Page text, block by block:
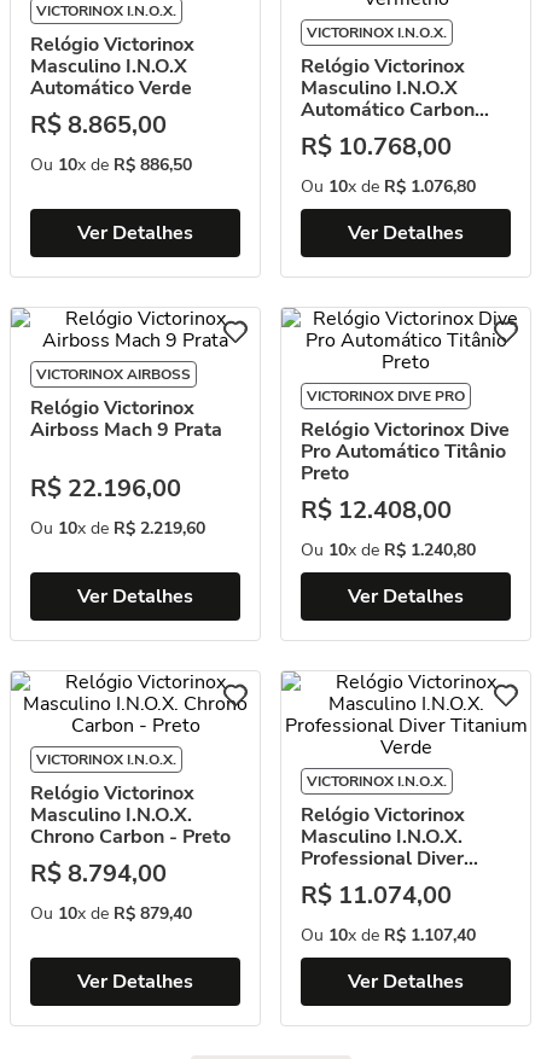
VICTORINOX I.N.O.X.
Relógio Victorinox
Masculino I.N.O.X
Automático Verde
R$8.865,00
Ou 10x de R$ 886,50
Ver Detalhes
VICTORINOX I.N.O.X.
Relógio Victorinox
Masculino I.N.O.X
Automático Carbon
Preto e Vermelho
R$ 10.768,00
Ou 10x de R$ 1.076,80
Ver Detalhes
VICTORINOX AIRBOSS
Relógio Victorinox
Airboss Mach 9 Prata
R$ 22.196,00
Ou 10x de R$ 2.219,60
Ver Detalhes
VICTORINOX DIVE PRO
Relógio Victorinox Dive
Pro Automático Titânio
Preto
R$ 12.408,00
Ou 10x de R$ 1.240,80
Ver Detalhes
VICTORINOX I.N.O.X.
Relógio Victorinox
Masculino I.N.O.X.
Chrono Carbon - Preto
R$8.794,00
Ou 10x de R$ 879,40
Ver Detalhes
VICTORINOX I.N.O.X.
Relógio Victorinox
Masculino I.N.O.X.
Professional Diver
Titanium Verde
R$ 11.074,00
Ou 10x de R$ 1.107,40
Ver Detalhes